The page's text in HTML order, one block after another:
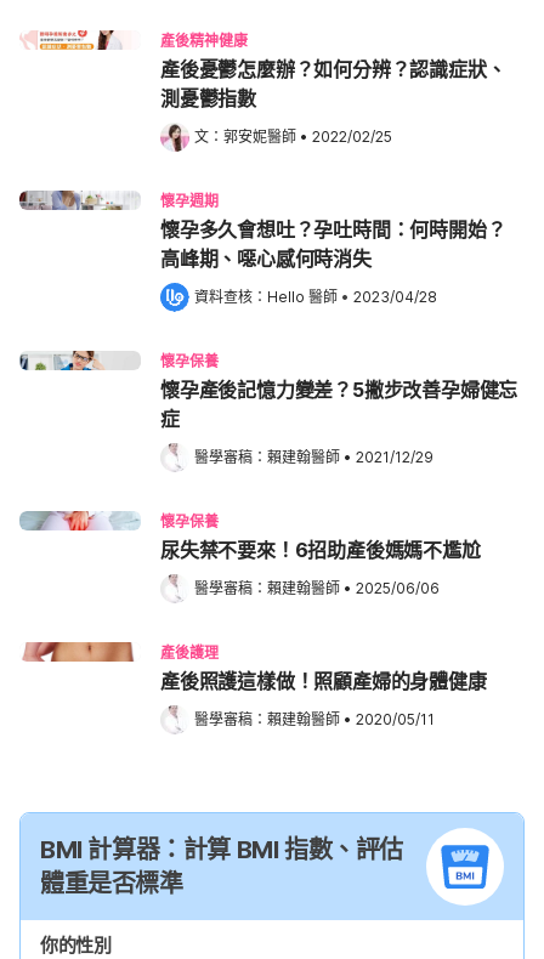
產後精神健康
產後憂鬱怎麼辦？如何分辨？認識症狀、
測憂鬱指數
文： 郭安妮醫師 • 2022/02/25
懷孕週期
懷孕多久會想吐？孕吐時間：何時開始？
高峰期、噁心感何時消失
資料查核： Hello 醫師 • 2023/04/28
懷孕保養
懷孕產後記憶力變差？5撇步改善孕婦健忘
症
醫學審稿： 賴建翰醫師 • 2021/12/29
懷孕保養
尿失禁不要來！6招助產後媽媽不尷尬
醫學審稿： 賴建翰醫師 • 2025/06/06
產後護理
產後照護這樣做！照顧產婦的身體健康
醫學審稿： 賴建翰醫師 • 2020/05/11
BMI 計算器：計算 BMI 指數、評估
體重是否標準
你的性別